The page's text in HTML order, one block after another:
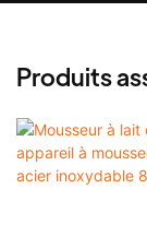
Produits